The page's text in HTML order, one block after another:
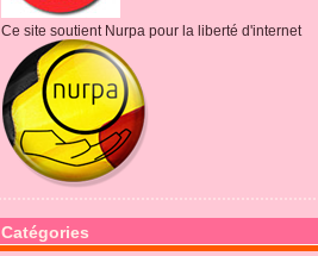
Ce site soutient Nurpa pour la liberté d'internet
Catégories